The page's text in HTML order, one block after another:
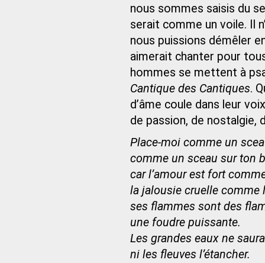
nous sommes saisis du
serait comme un voile. Il
nous puissions démêler
aimerait chanter pour
hommes se mettent à
Cantique des Cantiques.
d’âme coule dans leur
de passion, de nostalgie,
Place-moi comme un
comme un sceau sur ton
car l’amour est fort
la jalousie cruelle comme
ses flammes sont des
une foudre puissante.
Les grandes eaux ne
ni les fleuves l’étancher.